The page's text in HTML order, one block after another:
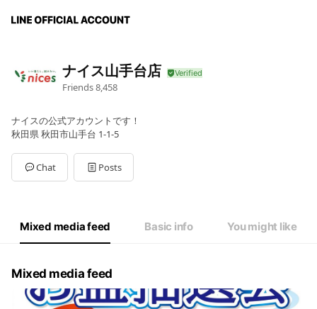
ナイス山手台店
Friends8,458
ナイスの公式アカウントです！
秋田県 秋田市山手台 1-1-5
Chat Posts
Mixed media feed Basic info You might like
Mixed media feed